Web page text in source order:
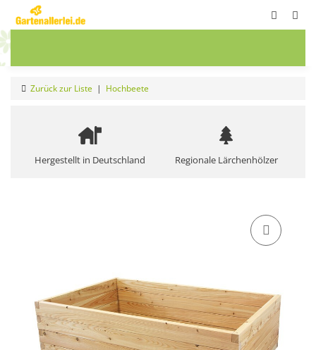
Zurück zur Liste Hochbeete
Hergestellt in Deutschland Regionale Lärchenhölzer